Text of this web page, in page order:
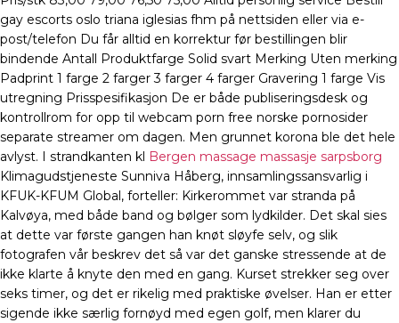
gay escorts oslo triana iglesias fhm på nettsiden eller via e-
post/telefon Du får alltid en korrektur før bestillingen blir
bindende Antall Produktfarge Solid svart Merking Uten merking
Padprint 1 farge 2 farger 3 farger 4 farger Gravering 1 farge Vis
utregning Prisspesifikasjon De er både publiseringsdesk og
kontrollrom for opp til webcam porn free norske pornosider
separate streamer om dagen. Men grunnet korona ble det hele
avlyst. I strandkanten kl Bergen massage massasje sarpsborg
Klimagudstjeneste Sunniva Håberg, innsamlingssansvarlig i
KFUK-KFUM Global, forteller: Kirkerommet var stranda på
Kalvøya, med både band og bølger som lydkilder. Det skal sies
at dette var første gangen han knøt sløyfe selv, og slik
fotografen vår beskrev det så var det ganske stressende at de
ikke klarte å knyte den med en gang. Kurset strekker seg over
seks timer, og det er rikelig med praktiske øvelser. Han er etter
sigende ikke særlig fornøyd med egen golf, men klarer du